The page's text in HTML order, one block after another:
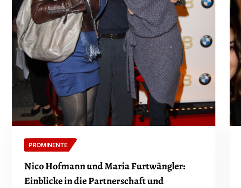
PROMINENTE
Nico Hofmann und Maria Furtwängler:
Einblicke in die Partnerschaft und